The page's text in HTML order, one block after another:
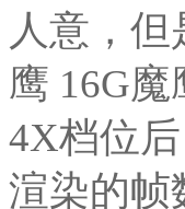
人意，但
鹰 16G
4X档位
渲染的帧